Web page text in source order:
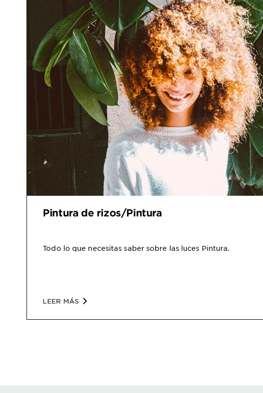
Pintura de rizos/Pintura
Todo lo que necesitas saber sobre las luces Pintura.
LEER MÁS